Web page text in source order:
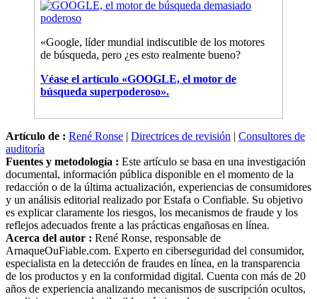
«Google, líder mundial indiscutible de los motores
de búsqueda, pero ¿es esto realmente bueno?
Véase el artículo «GOOGLE, el motor de
búsqueda superpoderoso».
Artículo de : René Ronse Directrices de revisión
Consultores de
auditoría
Fuentes y metodología : Este artículo se basa en una investigación
documental, información pública disponible en el momento de la
redacción o de la última actualización, experiencias de consumidores
y un análisis editorial realizado por Estafa o Confiable. Su objetivo
es explicar claramente los riesgos, los mecanismos de fraude y los
reflejos adecuados frente a las prácticas engañosas en línea.
Acerca del autor : René Ronse, responsable de
ArnaqueOuFiable.com. Experto en ciberseguridad del consumidor,
especialista en la detección de fraudes en línea, en la transparencia
de los productos y en la conformidad digital. Cuenta con más de 20
años de experiencia analizando mecanismos de suscripción ocultos,